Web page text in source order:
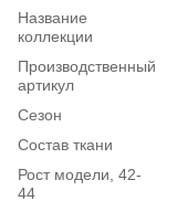
Название
коллекции
Производственный
артикул
Сезон
Состав ткани
Рост модели, 42-
44